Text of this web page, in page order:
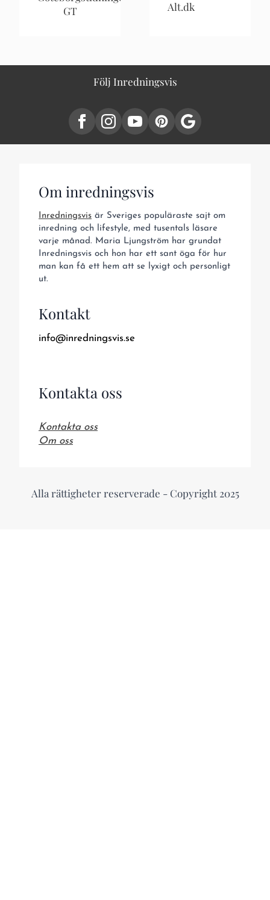
GT Alt.dk
Följ Inredningsvis
Om inredningsvis
Inredningsvis är Sveriges populäraste sajt om
inredning och lifestyle, med tusentals läsare
varje månad. Maria Ljungström har grundat
Inredningsvis och hon har ett sant öga för hur
man kan få ett hem att se lyxigt och personligt
ut.
Kontakt
info@inredningsvis.se
Kontakta oss
Kontakta oss
Om oss
Alla rättigheter reserverade - Copyright 2025